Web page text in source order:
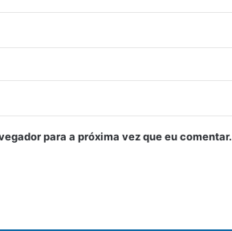
para a próxima vez que eu comentar.